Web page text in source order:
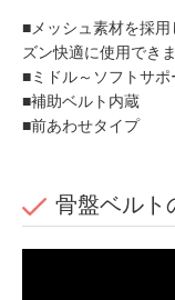
■メッシュ素材を採
ズン快適に使用できま
■ミドル～ソフトサポ
■補助ベルト内蔵
■前あわせタイプ
骨盤ベルト